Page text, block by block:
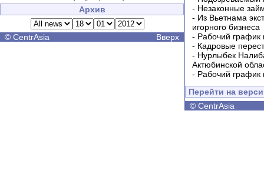
Архив
© CentrAsia Вверх
- Незаконные
- Из Вьетнама
игорного бизнеса
- Рабочий график
- Кадровые
- Нурлыбек
Актюбинской
- Рабочий график
Перейти на
© CentrAsia